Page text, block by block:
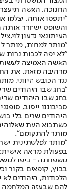
החנוכה, האשה
"יתפסו אותה, יצלמו
והשופט ישחרר אותה
העיתונאי גדעון
"מותר למחות, מותר
"לא יפה לכבות נרות
האשה האמיצה
מרהיבה מזאת. את החג
נגד הכובש היווני,
"בחג שבו היהודים
בחג שבו היהודים
סביבוננו ייסוב,
היהודים שרים בלי
כשתבוא העת
מותר להתקומם".
"מותר לפלשתינית
בפעולת מחאה אישית:
משפחתה - ביפו
בבוץ, קופאים בקור
הלכודות, היהודים לא
להם שבעזה המלחמה